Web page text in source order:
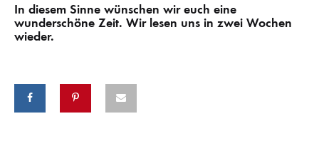
In diesem Sinne wünschen wir euch eine
wunderschöne Zeit. Wir lesen uns in zwei Wochen
wieder.